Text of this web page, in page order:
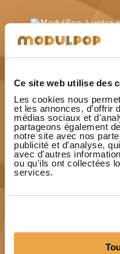
Ce site web utilise des
Les cookies nous
et les annonces, d'offrir
médias sociaux et
partageons également
notre site avec nos
publicité et d'analyse,
avec d'autres
ou qu'ils ont collectées
services.
Bois issu